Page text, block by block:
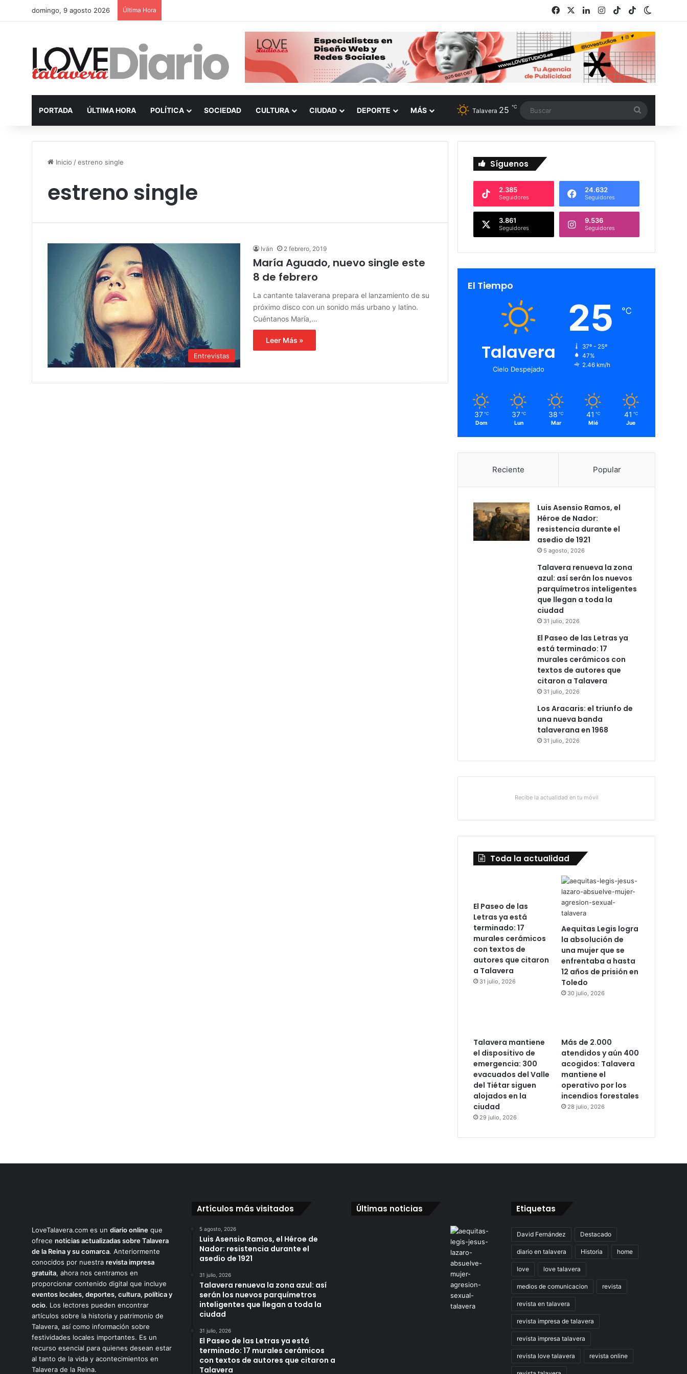
domingo, 9 agosto 2026 Última Hora Facebook LinkedInInstagram
TikTokRSS
PORTADA ÚLTIMA HORA POLÍTICA SOCIEDAD CULTURA CIUDAD DEPORTE MÁS Talavera 25 ℃
Inicio /estreno single
estreno single
Entrevistas
Iván 2 febrero, 2019
María Aguado, nuevo single este
8 de febrero
La cantante talaverana prepara el lanzamiento de su
próximo disco con un sonido más urbano y latino.
Cuéntanos María,…
Leer Más »
Síguenos
2.385
Seguidores
24.632
Seguidores
3.861
Seguidores
9.536
Seguidores
El Tiempo
Talavera
Cielo Despejado
25 ℃
37º - 25º
47%
2.46 km/h
37 ℃
Dom
37 ℃
Lun
38 ℃
Mar
41 ℃
Mié
41 ℃
Jue
Reciente Popular
Luis Asensio Ramos, el
Héroe de Nador:
resistencia durante el
asedio de 1921
5 agosto, 2026
Talavera renueva la zona
azul: así serán los nuevos
parquímetros inteligentes
que llegan a toda la
ciudad
31 julio, 2026
El Paseo de las Letras ya
está terminado: 17
murales cerámicos con
textos de autores que
citaron a Talavera
31 julio, 2026
Los Aracaris: el triunfo de
una nueva banda
talaverana en 1968
31 julio, 2026
Recibe la actualidad en tu móvil
Toda la actualidad
El Paseo de las
Letras ya está
terminado: 17
murales cerámicos
con textos de
autores que citaron
a Talavera
31 julio, 2026
Aequitas Legis logra
la absolución de
una mujer que se
enfrentaba a hasta
12 años de prisión en
Toledo
30 julio, 2026
Talavera mantiene
el dispositivo de
emergencia: 300
evacuados del Valle
del Tiétar siguen
alojados en la
ciudad
29 julio, 2026
Más de 2.000
atendidos y aún 400
acogidos: Talavera
mantiene el
operativo por los
incendios forestales
28 julio, 2026
LoveTalavera.com es un diario online que
ofrece noticias actualizadas sobre Talavera
de la Reina y su comarca. Anteriormente
conocidos por nuestra revista impresa
gratuita, ahora nos centramos en
proporcionar contenido digital que incluye
eventos locales, deportes, cultura, política y
ocio. Los lectores pueden encontrar
artículos sobre la historia y patrimonio de
Talavera, así como información sobre
festividades locales importantes. Es un
recurso esencial para quienes desean estar
al tanto de la vida y acontecimientos en
Talavera de la Reina.
Artículos más visitados
5 agosto, 2026
Luis Asensio Ramos, el Héroe de
Nador: resistencia durante el
asedio de 1921
31 julio, 2026
Talavera renueva la zona azul: así
serán los nuevos parquímetros
inteligentes que llegan a toda la
ciudad
31 julio, 2026
El Paseo de las Letras ya está
terminado: 17 murales cerámicos
con textos de autores que citaron a
Talavera
Últimas noticias Etiquetas
David Fernández Destacado
diario en talavera Historia home
love love talavera
medios de comunicacion revista
revista en talavera
revista impresa de talavera
revista impresa talavera
revista love talavera revista online